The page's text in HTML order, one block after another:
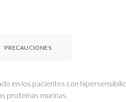
PRECAUCIONES
en los pacientes con
proteínas murinas.